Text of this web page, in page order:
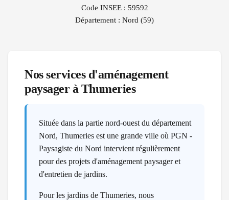
Code INSEE : 59592
Département : Nord (59)
Nos services d'aménagement
paysager à Thumeries
Située dans la partie nord-ouest du département
Nord, Thumeries est une grande ville où PGN -
Paysagiste du Nord intervient régulièrement
pour des projets d'aménagement paysager et
d'entretien de jardins.
Pour les jardins de Thumeries, nous